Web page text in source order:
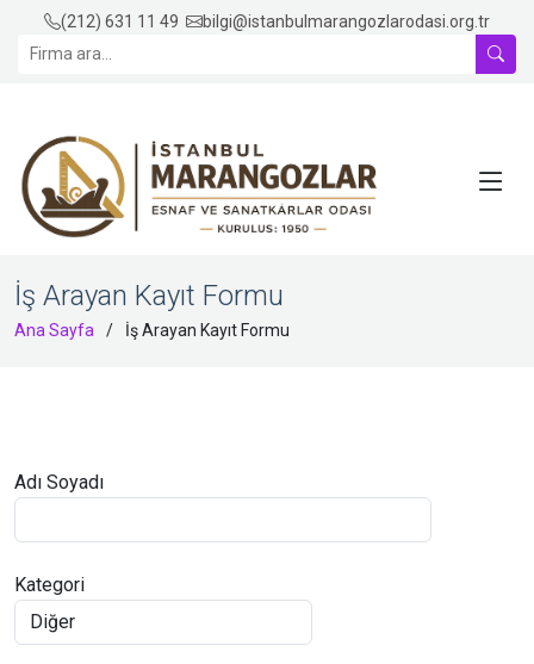
(212) 631 11 49 bilgi@istanbulmarangozlarodasi.org.tr
İş Arayan Kayıt Formu
Ana Sayfa İş Arayan Kayıt Formu
Adı Soyadı
Kategori